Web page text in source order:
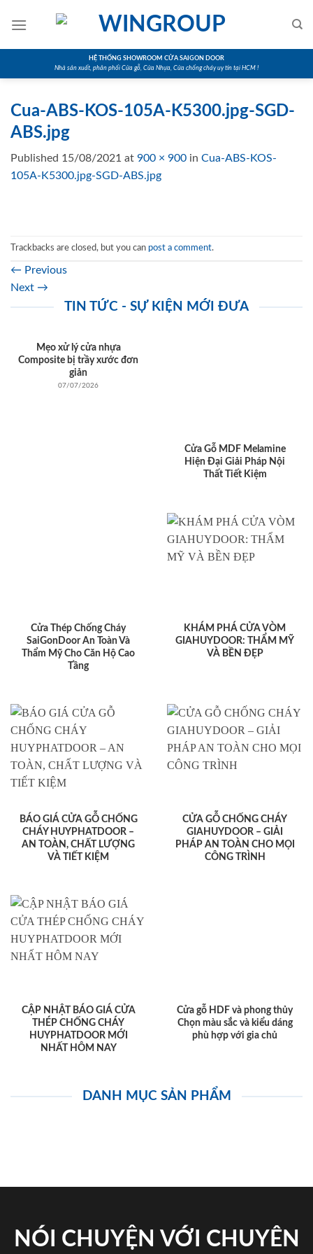
HỆ THỐNG SHOWROOM CỬA SAIGON DOOR
Nhà sản xuất, phân phối Cửa gỗ, Cửa Nhựa, Cửa chống cháy uy tín tại HCM !
Cua-ABS-KOS-105A-K5300.jpg-SGD-
ABS.jpg
Published 15/08/2021 at 900 × 900 in Cua-ABS-KOS-
105A-K5300.jpg-SGD-ABS.jpg
Trackbacks are closed, but you can post a comment.
← Previous
Next →
TIN TỨC - SỰ KIỆN MỚI ĐƯA
Mẹo xử lý cửa nhựa
Composite bị trầy xước đơn
giản
07/07/2026
Cửa Gỗ MDF Melamine
Hiện Đại Giải Pháp Nội
Thất Tiết Kiệm
Cửa Thép Chống Cháy
SaiGonDoor An Toàn Và
Thẩm Mỹ Cho Căn Hộ Cao
Tầng
KHÁM PHÁ CỬA VÒM
GIAHUYDOOR: THẨM MỸ
VÀ BỀN ĐẸP
BÁO GIÁ CỬA GỖ CHỐNG
CHÁY HUYPHATDOOR –
AN TOÀN, CHẤT LƯỢNG
VÀ TIẾT KIỆM
CỬA GỖ CHỐNG CHÁY
GIAHUYDOOR – GIẢI
PHÁP AN TOÀN CHO MỌI
CÔNG TRÌNH
CẬP NHẬT BÁO GIÁ CỬA
THÉP CHỐNG CHÁY
HUYPHATDOOR MỚI
NHẤT HÔM NAY
Cửa gỗ HDF và phong thủy
Chọn màu sắc và kiểu dáng
phù hợp với gia chủ
DANH MỤC SẢN PHẨM
NÓI CHUYỆN VỚI CHUYÊN